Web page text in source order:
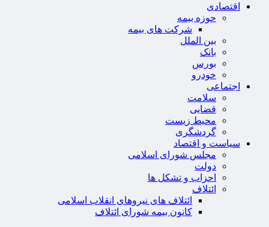
اقتصادی
حوزه بیمه
شرکت های بیمه
بین الملل
بانک
بورس
خودرو
اجتماعی
سلامت
قضایی
محیط زیست
گردشگری
سیاست و اقتصاد
مجلس شورای اسلامی
دولت
احزاب و تشکل ها
ائتلاف
ائتلاف های نیروهای انقلاب اسلامی
کانون بیمه شورای ائتلاف